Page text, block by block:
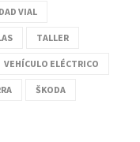
VIAL
TALLER
VEHÍCULO ELÉCTRICO
ŠKODA